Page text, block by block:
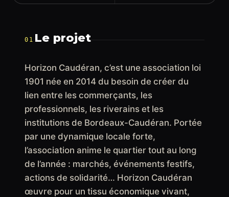
01 Le projet
Horizon Caudéran, c’est une association loi
1901 née en 2014 du besoin de créer du
lien entre les commerçants, les
professionnels, les riverains et les
institutions de Bordeaux-Caudéran. Portée
par une dynamique locale forte,
l’association anime le quartier tout au long
de l’année : marchés, événements festifs,
actions de solidarité… Horizon Caudéran
œuvre pour un tissu économique vivant,